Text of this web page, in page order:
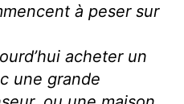
à peser sur
acheter un
une grande